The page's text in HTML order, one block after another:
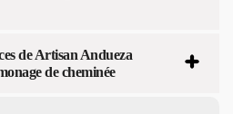
de Artisan Andueza
de cheminée